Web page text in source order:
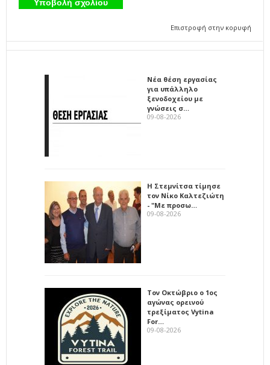
Επιστροφή στην κορυφή
Νέα θέση εργασίας
για υπάλληλο
ξενοδοχείου με
γνώσεις σ…
09-08-2026
Η Στεμνίτσα τίμησε
τον Νίκο Καλτεζιώτη
- "Με προσω…
09-08-2026
Τον Οκτώβριο ο 1ος
αγώνας ορεινού
τρεξίματος Vytina
For…
09-08-2026